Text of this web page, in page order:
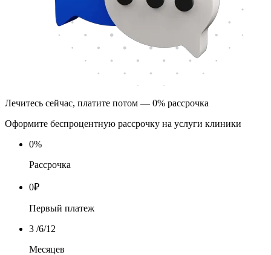
Лечитесь сейчас, платите потом — 0% рассрочка
Оформите беспроцентную рассрочку на услуги клиники
0%
Рассрочка
0₽
Первый платеж
3 /6/12
Месяцев